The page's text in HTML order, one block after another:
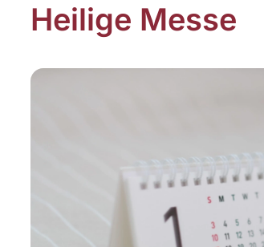
Heilige Messe